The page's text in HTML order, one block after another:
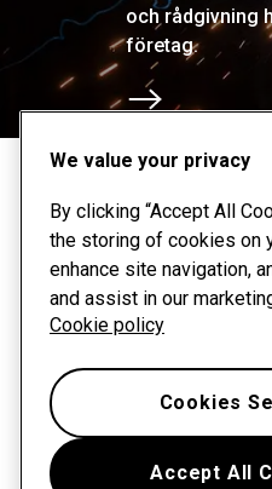
och rådgivning
företag.
We value your privacy
By clicking “Accept All
the storing of cookies on
enhance site navigation,
and assist in our
Cookie policy
Accept All
Cookies